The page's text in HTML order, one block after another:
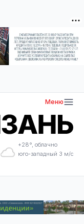
Меню
+28°, облачно
юго-западный 3 м/с